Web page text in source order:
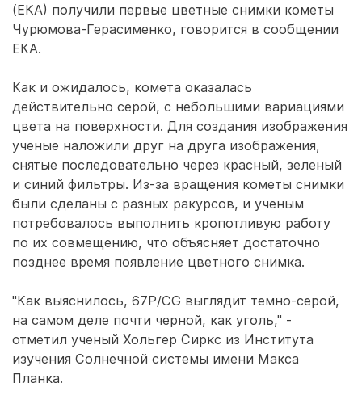
(ЕКА) получили первые цветные снимки кометы
Чурюмова-Герасименко, говорится в сообщении
ЕКА.
Как и ожидалось, комета оказалась
действительно серой, с небольшими вариациями
цвета на поверхности. Для создания изображения
ученые наложили друг на друга изображения,
снятые последовательно через красный, зеленый
и синий фильтры. Из-за вращения кометы снимки
были сделаны с разных ракурсов, и ученым
потребовалось выполнить кропотливую работу
по их совмещению, что объясняет достаточно
позднее время появление цветного снимка.
"Как выяснилось, 67P/CG выглядит темно-серой,
на самом деле почти черной, как уголь," -
отметил ученый Хольгер Сиркс из Института
изучения Солнечной системы имени Макса
Планка.